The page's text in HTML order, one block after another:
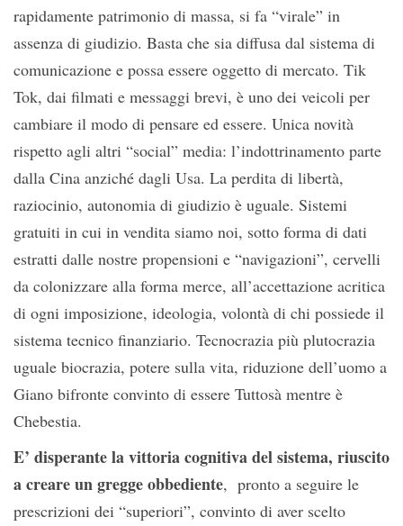
rapidamente patrimonio di massa, si fa “virale” in
assenza di giudizio. Basta che sia diffusa dal sistema di
comunicazione e possa essere oggetto di mercato. Tik
Tok, dai filmati e messaggi brevi, è uno dei veicoli per
cambiare il modo di pensare ed essere. Unica novità
rispetto agli altri “social” media: l’indottrinamento parte
dalla Cina anziché dagli Usa. La perdita di libertà,
raziocinio, autonomia di giudizio è uguale. Sistemi
gratuiti in cui in vendita siamo noi, sotto forma di dati
estratti dalle nostre propensioni e “navigazioni”, cervelli
da colonizzare alla forma merce, all’accettazione acritica
di ogni imposizione, ideologia, volontà di chi possiede il
sistema tecnico finanziario. Tecnocrazia più plutocrazia
uguale biocrazia, potere sulla vita, riduzione dell’uomo a
Giano bifronte convinto di essere Tuttosà mentre è
Chebestia.
E’ disperante la vittoria cognitiva del sistema, riuscito
a creare un gregge obbediente, pronto a seguire le
prescrizioni dei “superiori”, convinto di aver scelto